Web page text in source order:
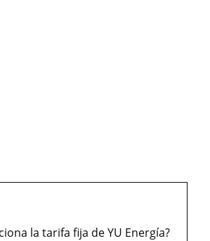
la tarifa fija de YU Energía?